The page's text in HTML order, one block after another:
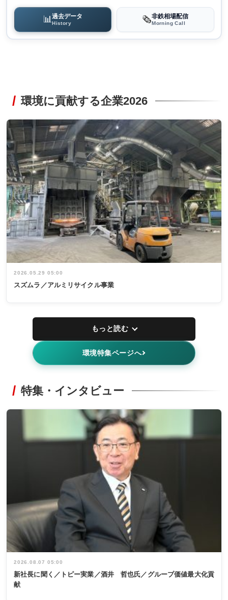
📊過去データ
History 🗞️非鉄相場配信
Morning Call
環境に貢献する企業2026
2026.05.29 05:00
スズムラ／アルミリサイクル事業
もっと読む
環境特集ページへ
特集・インタビュー
2026.08.07 05:00
新社長に聞く／トピー実業／酒井 哲也氏／グループ価値最大化貢
献